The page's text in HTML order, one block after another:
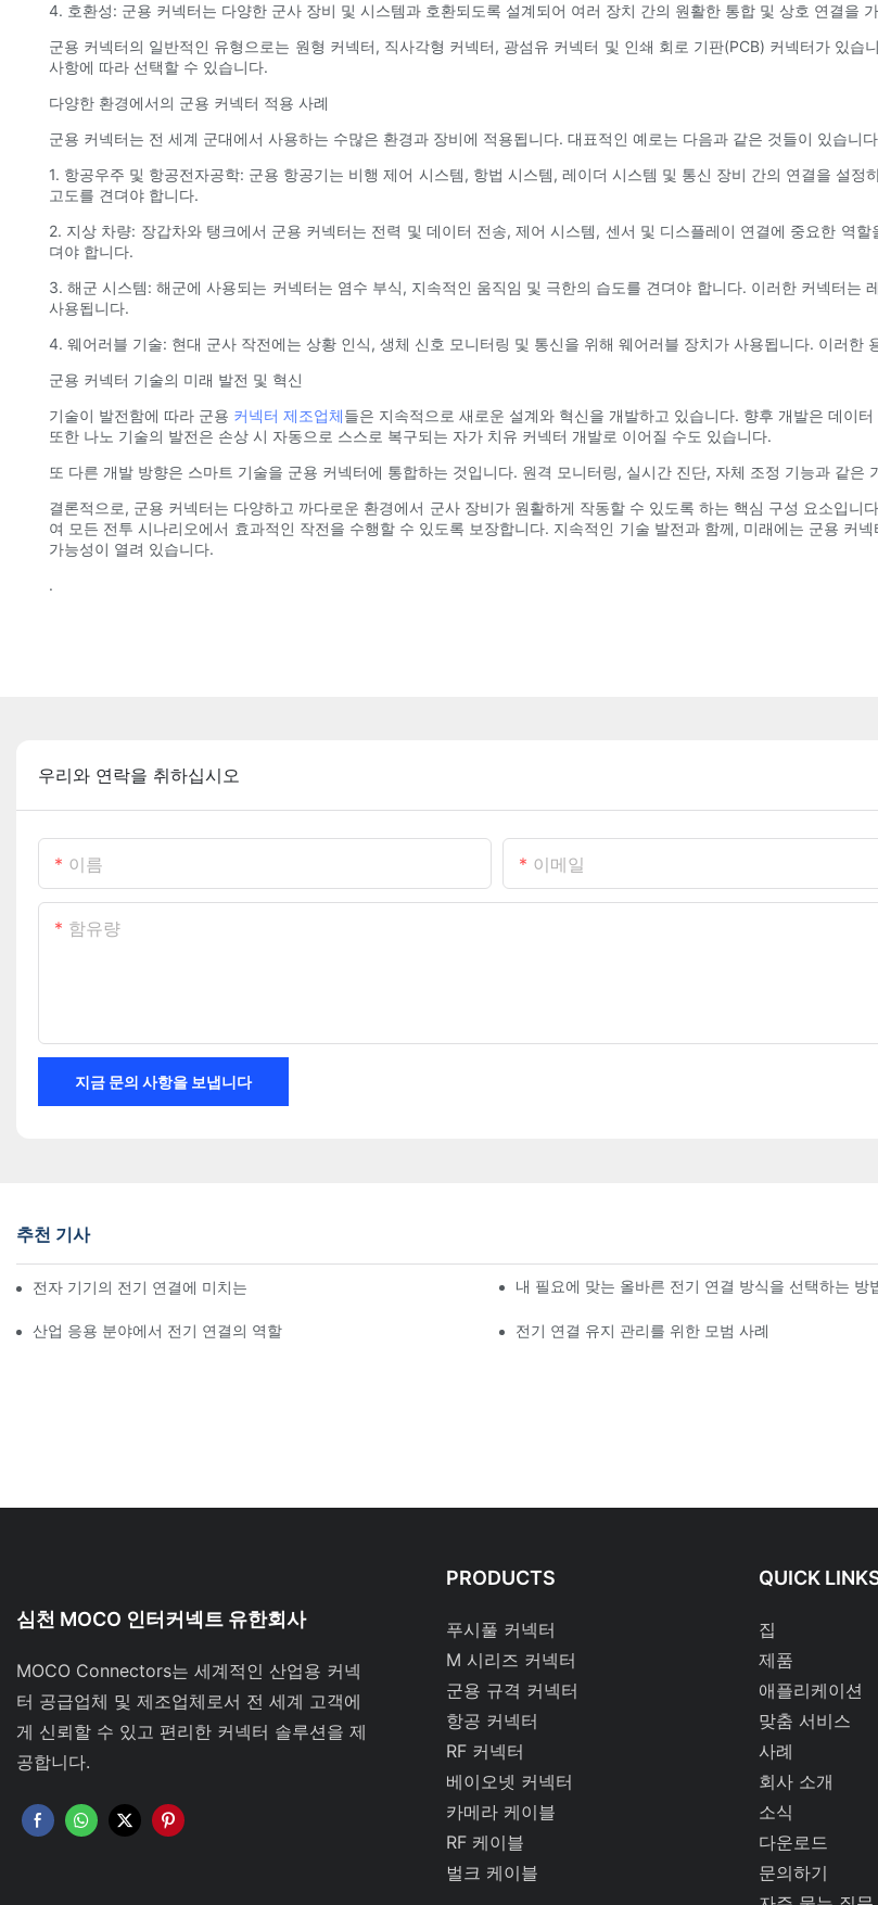
4. 호환성: 군용 커넥터는 다양한 군사 장비 및 시스템과 호환되도록 설계되어 여러 장치 간의 원활한 통합 및 상호 연결을
군용 커넥터의 일반적인 유형으로는 원형 커넥터, 직사각형 커넥터, 광섬유 커넥터 및 인쇄 회로 기판(PCB) 커넥터가 있
사항에 따라 선택할 수 있습니다.
다양한 환경에서의 군용 커넥터 적용 사례
군용 커넥터는 전 세계 군대에서 사용하는 수많은 환경과 장비에 적용됩니다. 대표적인 예로는 다음과 같은 것들이 있습니
1. 항공우주 및 항공전자공학: 군용 항공기는 비행 제어 시스템, 항법 시스템, 레이더 시스템 및 통신 장비 간의 연결을 설
고도를 견뎌야 합니다.
2. 지상 차량: 장갑차와 탱크에서 군용 커넥터는 전력 및 데이터 전송, 제어 시스템, 센서 및 디스플레이 연결에 중요한 역
뎌야 합니다.
3. 해군 시스템: 해군에 사용되는 커넥터는 염수 부식, 지속적인 움직임 및 극한의 습도를 견뎌야 합니다. 이러한 커넥터는
사용됩니다.
4. 웨어러블 기술: 현대 군사 작전에는 상황 인식, 생체 신호 모니터링 및 통신을 위해 웨어러블 장치가 사용됩니다. 이러한
군용 커넥터 기술의 미래 발전 및 혁신
기술이 발전함에 따라 군용 커넥터 제조업체들은 지속적으로 새로운 설계와 혁신을 개발하고 있습니다. 향후 개발은 데이
또한 나노 기술의 발전은 손상 시 자동으로 스스로 복구되는 자가 치유 커넥터 개발로 이어질 수도 있습니다.
또 다른 개발 방향은 스마트 기술을 군용 커넥터에 통합하는 것입니다. 원격 모니터링, 실시간 진단, 자체 조정 기능과 같
결론적으로, 군용 커넥터는 다양하고 까다로운 환경에서 군사 장비가 원활하게 작동할 수 있도록 하는 핵심 구성 요소입
여 모든 전투 시나리오에서 효과적인 작전을 수행할 수 있도록 보장합니다. 지속적인 기술 발전과 함께, 미래에는 군용 커
가능성이 열려 있습니다.
.
우리와 연락을 취하십시오
이름 이메일
함유량
지금 문의 사항을 보냅니다
추천 기사
전자 기기의 전기 연결에 미치는 기술의 영향 내 필요에 맞는 올바른 전기 연결 방식을 선택하는 방
산업 응용 분야에서 전기 연결의 역할 전기 연결 유지 관리를 위한 모범 사례
심천 MOCO 인터커넥트 유한회사
MOCO Connectors는 세계적인 산업용 커넥
터 공급업체 및 제조업체로서 전 세계 고객에
게 신뢰할 수 있고 편리한 커넥터 솔루션을 제
공합니다.
PRODUCTS
푸시풀 커넥터
M 시리즈 커넥터
군용 규격 커넥터
항공 커넥터
RF 커넥터
베이오넷 커넥터
카메라 케이블
RF 케이블
벌크 케이블
QUICK
집
제품
애플리케이션
맞춤 서비스
사례
회사 소개
소식
다운로드
문의하기